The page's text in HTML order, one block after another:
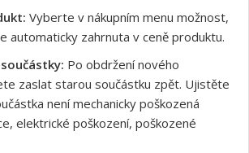
Vyberte v nákupním menu možnost,
automaticky zahrnuta v ceně produktu.
Po obdržení nového
zaslat starou součástku zpět. Ujistěte
není mechanicky poškozená
elektrické poškození, poškozené